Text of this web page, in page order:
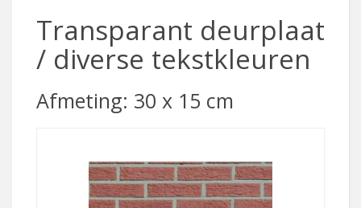
Transparant deurplaat
/ diverse tekstkleuren
Afmeting: 30 x 15 cm